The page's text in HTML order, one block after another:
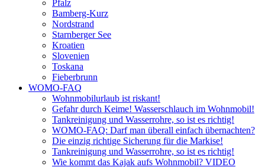
Pfalz
Bamberg-Kurz
Nordstrand
Starnberger See
Kroatien
Slovenien
Toskana
Fieberbrunn
WOMO-FAQ
Wohnmobilurlaub ist riskant!
Gefahr durch Keime! Wasserschlauch im Wohnmobil!
Tankreinigung und Wasserrohre, so ist es richtig!
WOMO-FAQ: Darf man überall einfach übernachten?
Die einzig richtige Sicherung für die Markise!
Tankreinigung und Wasserrohre, so ist es richtig!
Wie kommt das Kajak aufs Wohnmobil? VIDEO